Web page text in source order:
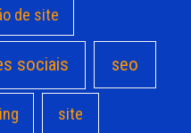
de site
sociais seo
site